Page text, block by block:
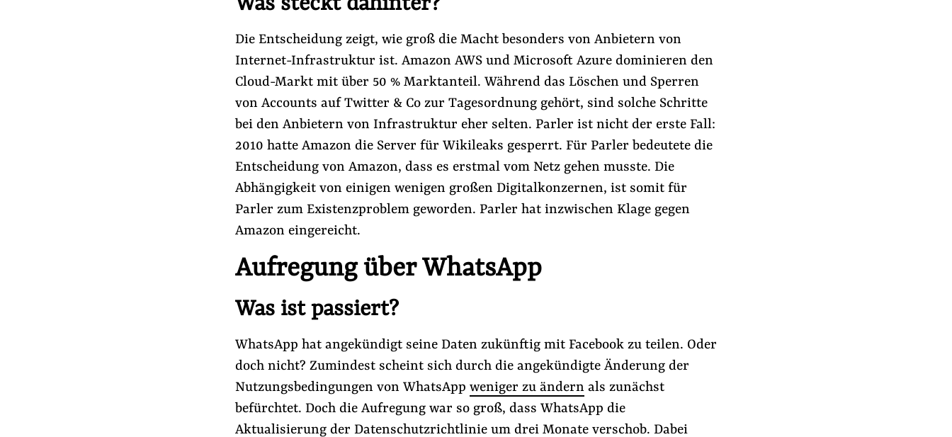
Die Entscheidung zeigt, wie groß die Macht besonders von Anbietern von
Internet-Infrastruktur ist. Amazon AWS und Microsoft Azure dominieren den
Cloud-Markt mit über 50 % Marktanteil. Während das Löschen und Sperren
von Accounts auf Twitter & Co zur Tagesordnung gehört, sind solche Schritte
bei den Anbietern von Infrastruktur eher selten. Parler ist nicht der erste Fall:
2010 hatte Amazon die Server für Wikileaks gesperrt. Für Parler bedeutete die
Entscheidung von Amazon, dass es erstmal vom Netz gehen musste. Die
Abhängigkeit von einigen wenigen großen Digitalkonzernen, ist somit für
Parler zum Existenzproblem geworden. Parler hat inzwischen Klage gegen
Amazon eingereicht.
Aufregung über WhatsApp
Was ist passiert?
WhatsApp hat angekündigt seine Daten zukünftig mit Facebook zu teilen. Oder
doch nicht? Zumindest scheint sich durch die angekündigte Änderung der
Nutzungsbedingungen von WhatsApp weniger zu ändern als zunächst
befürchtet. Doch die Aufregung war so groß, dass WhatsApp die
Aktualisierung der Datenschutzrichtlinie um drei Monate verschob. Dabei